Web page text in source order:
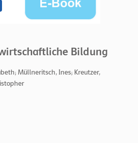
Bildung
Müllneritsch, Ines; Kreutzer,